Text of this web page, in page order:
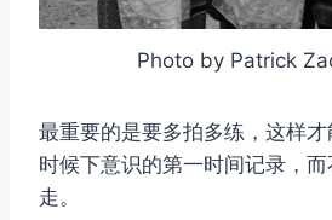
Photo by Patrick
最重要的是要多拍多练，这样
时候下意识的第一时间记录，
走。